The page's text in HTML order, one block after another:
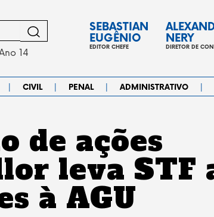
14
SEBASTIAN
EUGÊNIO
EDITOR CHEFE
NERY
DIRETOR DE
| CIVIL | PENAL | ADMINISTRATIVO |
de ações
leva STF
à AGU